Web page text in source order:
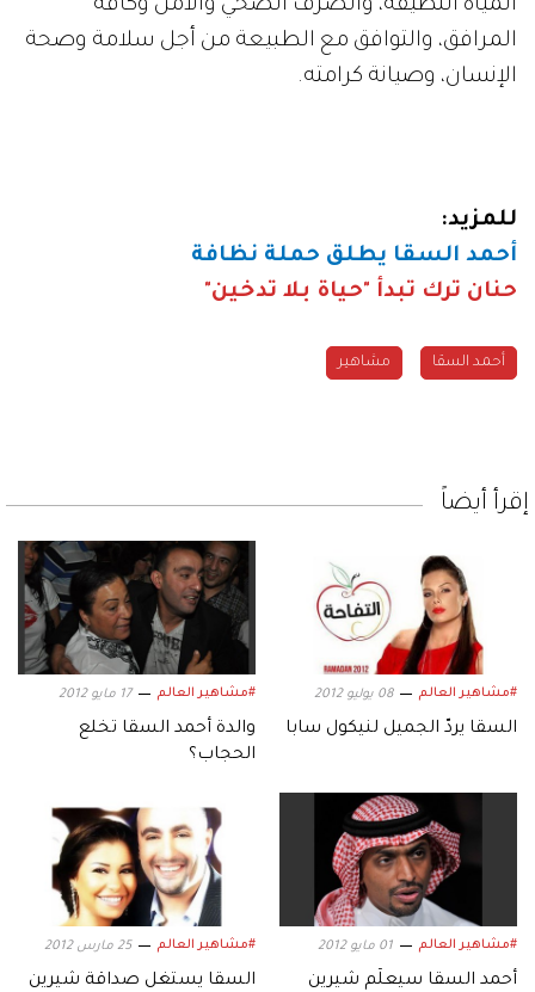
المياه النظيفة، والصرف الصحي والآمن وكافة
المرافق، والتوافق مع الطبيعة من أجل سلامة وصحة
الإنسان، وصيانة كرامته.
للمزيد:
أحمد السقا يطلق حملة نظافة
حنان ترك تبدأ "حياة بلا تدخين"
أحمد السقا مشاهير
إقرأ أيضاً
#مشاهير العالم 08 يوليو 2012
السقا يردّ الجميل لنيكول سابا
#مشاهير العالم 17 مايو 2012
والدة أحمد السقا تخلع
الحجاب؟
#مشاهير العالم 01 مايو 2012
أحمد السقا سيعلّم شيرين
#مشاهير العالم 25 مارس 2012
السقا يستغل صداقة شيرين